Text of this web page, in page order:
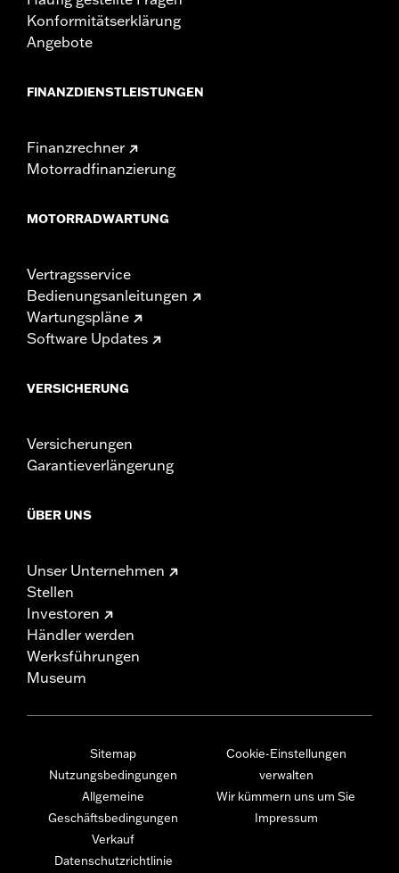
Konformitätserklärung
Angebote
FINANZDIENSTLEISTUNGEN
Finanzrechner
Motorradfinanzierung
MOTORRADWARTUNG
Vertragsservice
Bedienungsanleitungen
Wartungspläne
Software Updates
VERSICHERUNG
Versicherungen
Garantieverlängerung
ÜBER UNS
Unser Unternehmen
Stellen
Investoren
Händler werden
Werksführungen
Museum
Sitemap
Nutzungsbedingungen
Allgemeine
Geschäftsbedingungen
Verkauf
Datenschutzrichtlinie
Cookie-Einstellungen
verwalten
Wir kümmern uns um Sie
Impressum